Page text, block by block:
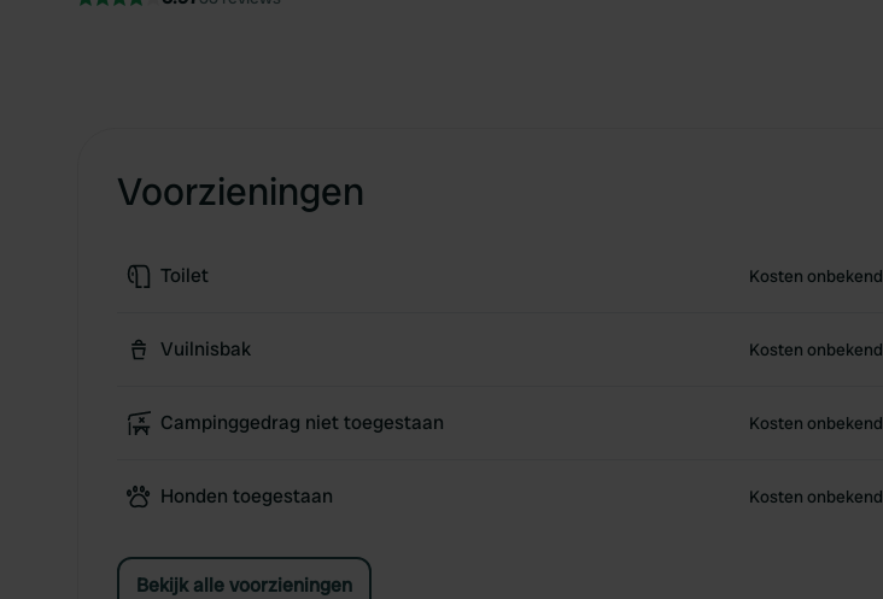
Voorzieningen
Toilet Kosten onbekend
Vuilnisbak Kosten onbekend
Campinggedrag niet toegestaan Kosten onbekend
Honden toegestaan Kosten onbekend
Bekijk alle voorzieningen